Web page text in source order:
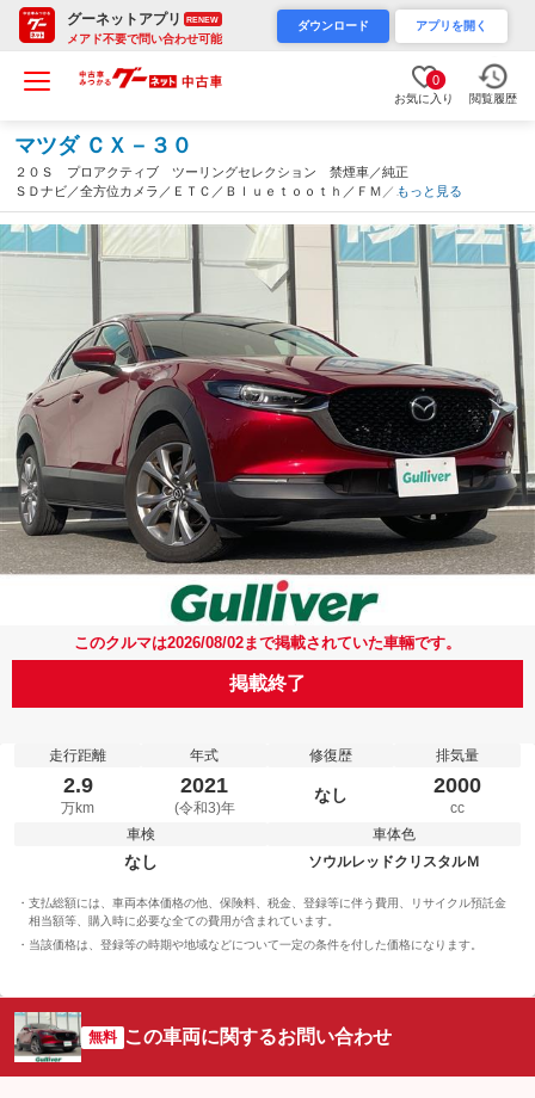
グーネットアプリ RENEW
メアド不要で問い合わせ可能
ダウンロード アプリを開く
0
お気に入り 閲覧履歴
マツダ ＣＸ－３０
２０Ｓ プロアクティブ ツーリングセレクション 禁煙車／純正
ＳＤナビ／全方位カメラ／ＥＴＣ／Ｂｌｕｅｔｏｏｔｈ／ＦＭ／Ａ
Ｍ／フルセグ／ＤＶＤ／横滑り防止装置／クルーズコントロール／
純正フロアマット／純正ＡＷ／コーナーセンサー／ＬＥＤヘッドラ
イト（愛媛県）
もっと見る
このクルマは2026/08/02まで掲載されていた車輛です。
掲載終了
走行距離
2.9
万km
年式
2021
(令和3)年
修復歴
なし
排気量
2000
cc
車検
なし
車体色
ソウルレッドクリスタルＭ
支払総額には、車両本体価格の他、保険料、税金、登録等に伴う費用、リサイクル預託金
相当額等、購入時に必要な全ての費用が含まれています。
当該価格は、登録等の時期や地域などについて一定の条件を付した価格になります。
無料 この車両に関するお問い合わせ